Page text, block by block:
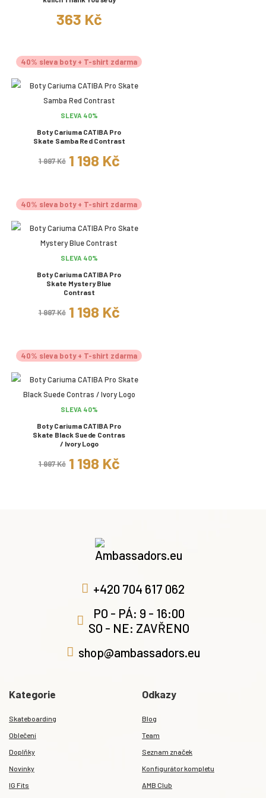
363 Kč
40% sleva boty + T-shirt zdarma
SLEVA 40%
Boty Cariuma CATIBA Pro
Skate Samba Red Contrast
1 997 Kč 1 198 Kč
40% sleva boty + T-shirt zdarma
SLEVA 40%
Boty Cariuma CATIBA Pro
Skate Mystery Blue
Contrast
1 997 Kč 1 198 Kč
40% sleva boty + T-shirt zdarma
SLEVA 40%
Boty Cariuma CATIBA Pro
Skate Black Suede Contras
/ Ivory Logo
1 997 Kč 1 198 Kč
+420 704 617 062
PO - PÁ: 9 - 16:00
SO - NE: ZAVŘENO
shop@ambassadors.eu
Kategorie
Skateboarding
Oblečení
Doplňky
Novinky
IG Fits
Odkazy
Blog
Team
Seznam značek
Konfigurátor kompletu
AMB Club